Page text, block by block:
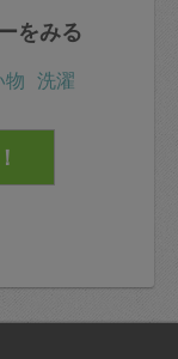
をみる
物 洗濯